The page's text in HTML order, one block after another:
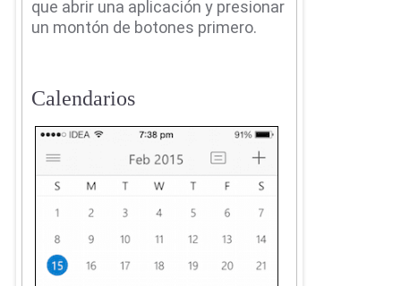
que abrir una aplicación y presionar
un montón de botones primero.
Calendarios